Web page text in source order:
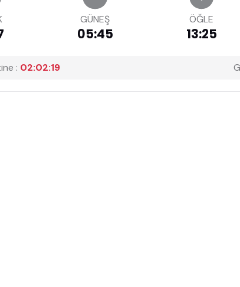
GÜNEŞ
05:45
ÖĞLE
13:25
: 02:02:18